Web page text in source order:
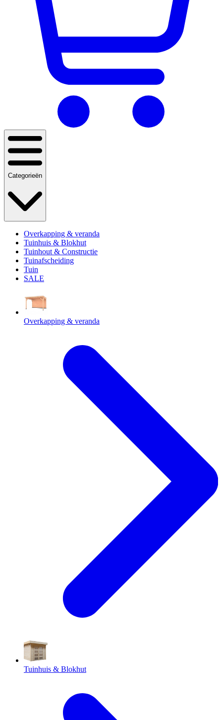
Categorieën
Overkapping & veranda
Tuinhuis & Blokhut
Tuinhout & Constructie
Tuinafscheiding
Tuin
SALE
Overkapping & veranda
Tuinhuis & Blokhut